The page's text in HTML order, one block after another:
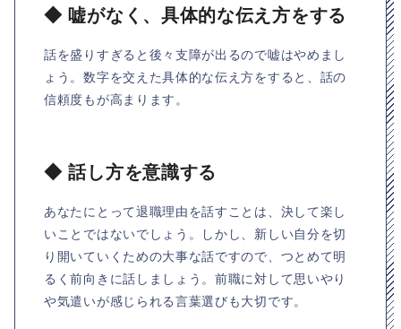
◆ 嘘がなく、具体的な伝え方をする
話を盛りすぎると後々支障が出るので嘘はやめまし
ょう。数字を交えた具体的な伝え方をすると、話の
信頼度もが高まります。
◆ 話し方を意識する
あなたにとって退職理由を話すことは、決して楽し
いことではないでしょう。しかし、新しい自分を切
り開いていくための大事な話ですので、つとめて明
るく前向きに話しましょう。前職に対して思いやり
や気遣いが感じられる言葉選びも大切です。